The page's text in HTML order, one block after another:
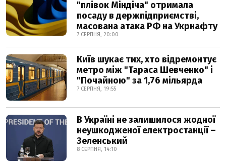
"плівок Міндіча" отримала
посаду в держпідприємстві,
масована атака РФ на Укрнафту
7 СЕРПНЯ, 20:00
Київ шукає тих, хто відремонтує
метро між "Тараса Шевченко" і
"Почайною" за 1,76 мільярда
7 СЕРПНЯ, 19:55
В Україні не залишилося жодної
неушкодженої електростанції –
Зеленський
8 СЕРПНЯ, 14:10